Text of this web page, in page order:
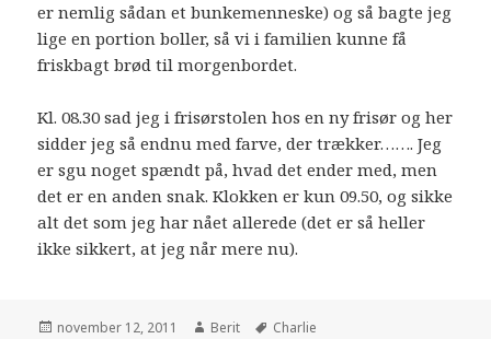
er nemlig sådan et bunkemenneske) og så bagte jeg
lige en portion boller, så vi i familien kunne få
friskbagt brød til morgenbordet.
Kl. 08.30 sad jeg i frisørstolen hos en ny frisør og her
sidder jeg så endnu med farve, der trækker……. Jeg
er sgu noget spændt på, hvad det ender med, men
det er en anden snak. Klokken er kun 09.50, og sikke
alt det som jeg har nået allerede (det er så heller
ikke sikkert, at jeg når mere nu).
november 12, 2011 Berit Charlie